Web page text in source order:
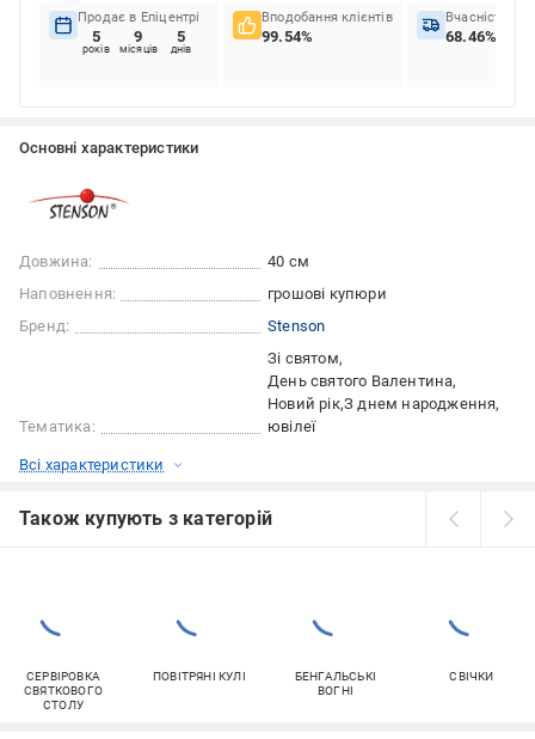
Продає в Епіцентрі
5
років
9
місяців
5
днів
Вподобання клієнтів
99.54%
Вчасність
68.46%
Основні характеристики
Довжина:
40 см
Наповнення:
грошові купюри
Бренд:
Stenson
Тематика:
Зі святом
День святого Валентина
Новий рік З днем народження
ювілеї
Всі характеристики
Також купують з категорій
СЕРВІРОВКА
СВЯТКОВОГО
СТОЛУ
ПОВІТРЯНІ КУЛІ
БЕНГАЛЬСЬКІ
ВОГНІ
СВІЧКИ